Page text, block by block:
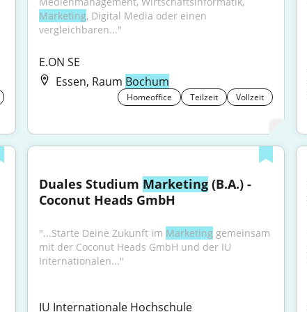
Marketing, Digital Media oder einen
vergleichbaren..."
E.ON SE
Essen, Raum Bochum
Homeoffice Teilzeit Vollzeit
Duales Studium Marketing (B.A.) -
Coconut Heads GmbH
"...Starte Deine Zukunft im Marketing gemeinsam
mit der Coconut Heads GmbH und der IU
Internationalen..."
IU Internationale Hochschule